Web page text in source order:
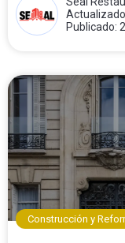
Publicado:
Construcción y